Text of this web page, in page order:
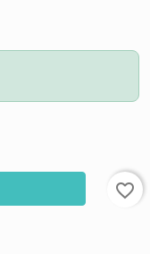
favorite_border